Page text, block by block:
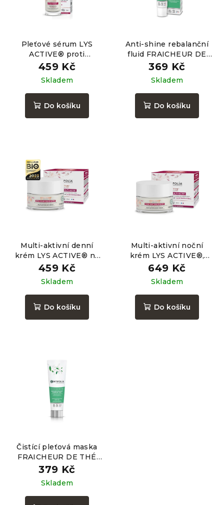
Pleťové sérum LYS
ACTIVE® proti
pigmentovým skvrnám,
459 Kč
Skladem
Do košíku
Anti-shine rebalanční
fluid FRAICHEUR DE
THÉ, 40ml
369 Kč
Skladem
Do košíku
Multi-aktivní denní
krém LYS ACTIVE® na
vrásky, 50ml
459 Kč
Skladem
Do košíku
Multi-aktivní noční
krém LYS ACTIVE®,
50ml
649 Kč
Skladem
Do košíku
Čistící pleťová maska
FRAICHEUR DE THÉ
3v1, 100ml
379 Kč
Skladem